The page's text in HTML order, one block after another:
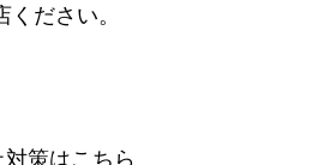
ださい。
策はこちら